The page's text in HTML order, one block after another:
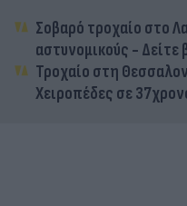
Σοβαρό τροχαίο στο
αστυνομικούς - Δείτε
Τροχαίο στη
Χειροπέδες σε